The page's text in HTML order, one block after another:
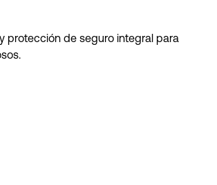
protección de seguro integral para